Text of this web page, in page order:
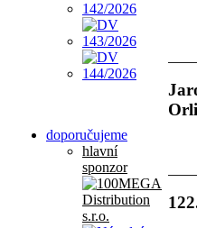
doporučujeme
hlavní
sponzor